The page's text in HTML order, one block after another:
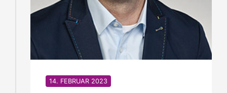
14. FEBRUAR 2023